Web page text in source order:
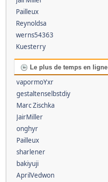
Pailleux
Reynoldsa
werns54363
Kuesterry
Le plus de temps en ligne
vapormoYxr
gestaltenselbstdiy
Marc Zischka
JairMiller
onghyr
Pailleux
sharlener
bakiyuji
AprilVedwon